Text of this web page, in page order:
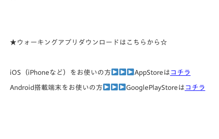
★ウォーキングアプリダウンロードはこちらから☆
iOS（iPhoneなど）をお使いの方 AppStoreは コチラ
Android搭載端末をお使いの方 GooglePlayStoreは コチラ